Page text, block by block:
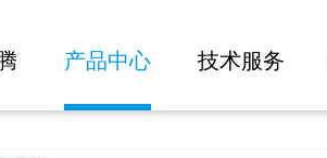
产品中心 技术服务